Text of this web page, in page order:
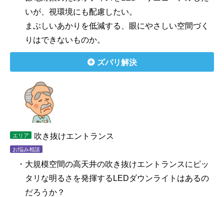
いが、視環境にも配慮したい。
まぶしいあかりを低減する、眼にやさしい空間づく
りはできないものか。
ズバリ解決
エリア 吹き抜けエントランス
お悩み相談
・大規模空間の高天井の吹き抜けエントランスにピッ
タリな明るさを発揮するLEDダウンライトはあるの
だろうか？